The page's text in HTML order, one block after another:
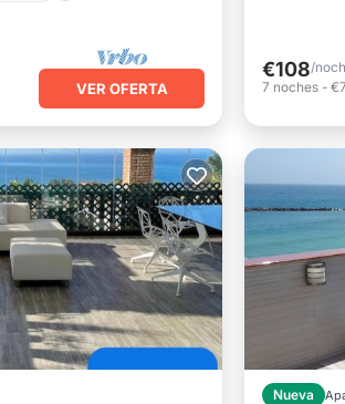
VER OFERTA
€108/
7 noches -
Nueva